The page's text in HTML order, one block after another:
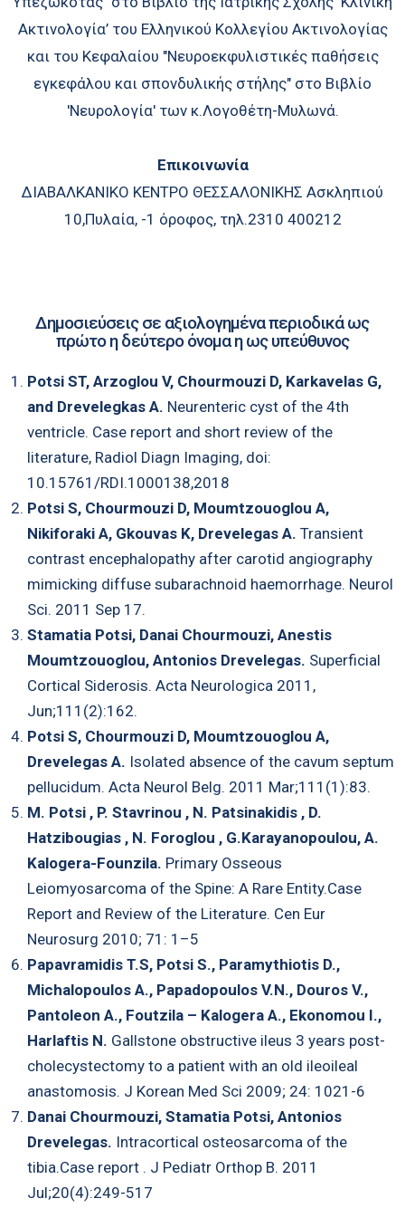
Ακτινολογία’ του Ελληνικού Κολλεγίου Ακτινολογίας
και του Κεφαλαίου "Νευροεκφυλιστικές παθήσεις
εγκεφάλου και σπονδυλικής στήλης" στο Βιβλίο
'Νευρολογία' των κ.Λογοθέτη-Μυλωνά.
Επικοινωνία
ΔΙΑΒΑΛΚΑΝΙΚΟ ΚΕΝΤΡΟ ΘΕΣΣΑΛΟΝΙΚΗΣ Ασκληπιού
10,Πυλαία, -1 όροφος, τηλ.2310 400212
Δημοσιεύσεις σε αξιολογημένα περιοδικά ως
πρώτο η δεύτερο όνομα η ως υπεύθυνος
Potsi ST, Arzoglou V, Chourmouzi D, Karkavelas G,
and Drevelegkas A. Neurenteric cyst of the 4th
ventricle. Case report and short review of the
literature, Radiol Diagn Imaging, doi:
10.15761/RDI.1000138,2018
Potsi S, Chourmouzi D, Moumtzouoglou A,
Nikiforaki A, Gkouvas K, Drevelegas A. Transient
contrast encephalopathy after carotid angiography
mimicking diffuse subarachnoid haemorrhage. Neurol
Sci. 2011 Sep 17.
Stamatia Pοtsi, Danai Chourmouzi, Anestis
Moumtzouoglou, Antonios Drevelegas. Superficial
Cortical Siderosis. Acta Neurologica 2011,
Jun;111(2):162.
Potsi S, Chourmouzi D, Moumtzouoglou A,
Drevelegas A. Isolated absence of the cavum septum
pellucidum. Acta Neurol Belg. 2011 Mar;111(1):83.
M. Potsi , P. Stavrinou , N. Patsinakidis , D.
Hatzibougias , N. Foroglou , G.Karayanopoulou, A.
Kalogera-Founzila. Primary Osseous
Leiomyosarcoma of the Spine: A Rare Entity.Case
Report and Review of the Literature. Cen Eur
Neurosurg 2010; 71: 1–5
Papavramidis T.S, Potsi S., Paramythiotis D.,
Michalopoulos A., Papadopoulos V.N., Douros V.,
Pantoleon A., Foutzila – Kalogera A., Ekonomou I.,
Harlaftis N. Gallstone obstructive ileus 3 years post-
cholecystectomy to a patient with an old ileoileal
anastomosis. J Korean Med Sci 2009; 24: 1021-6
Danai Chourmouzi, Stamatia Potsi, Antonios
Drevelegas. Intracortical osteosarcoma of the
tibia.Case report . J Pediatr Orthop B. 2011
Jul;20(4):249-517